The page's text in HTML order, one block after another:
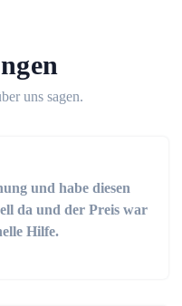
uns sagen.
und habe diesen
da und der Preis war
Hilfe.